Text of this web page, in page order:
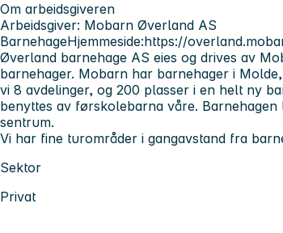
Om arbeidsgiveren
Arbeidsgiver: Mobarn Øverland AS
BarnehageHjemmeside:https://
Øverland barnehage AS eies og drives av
barnehager. Mobarn har barnehager i
vi 8 avdelinger, og 200 plasser i en helt ny
benyttes av førskolebarna våre.
sentrum.
Vi har fine turområder i gangavstand fra
Sektor
Privat